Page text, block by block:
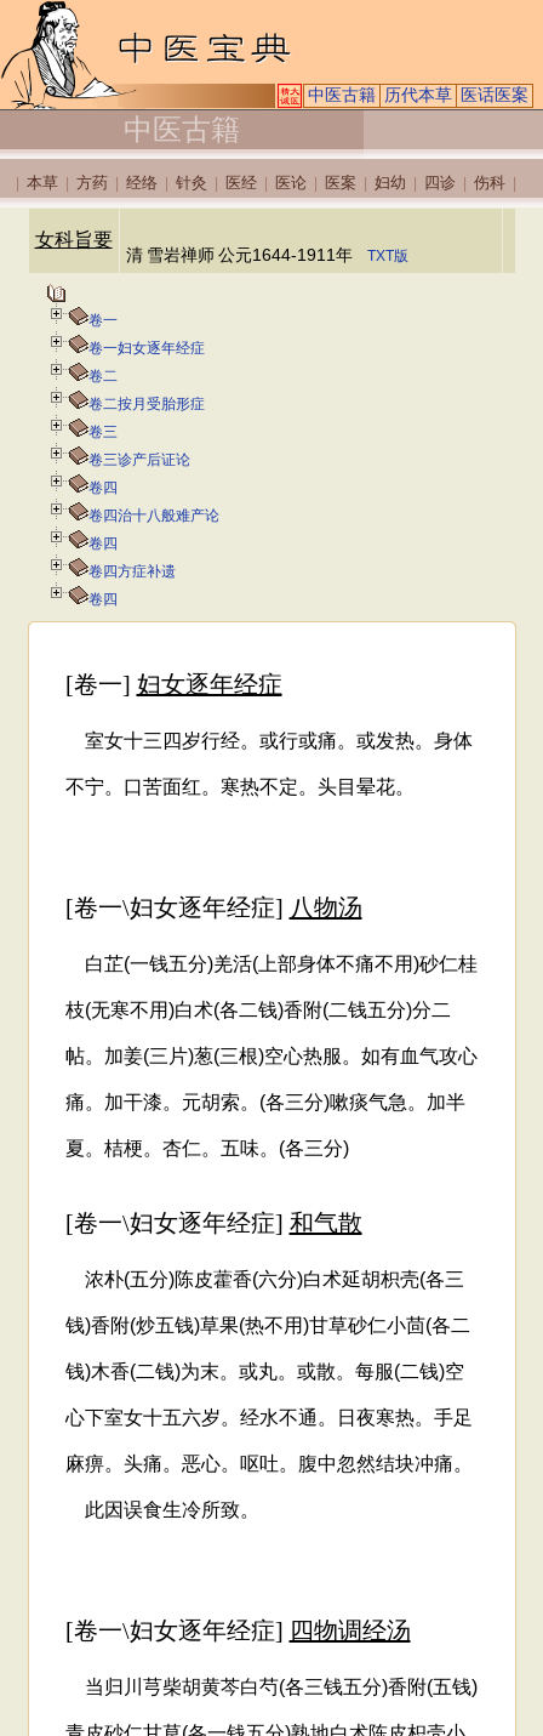
中医古籍 历代本草 医话医案
中医古籍
本草 方药 经络 针灸 医经 医论 医案 妇幼 四诊 伤科
女科旨要
清 雪岩禅师 公元1644-1911年 TXT版
卷一
卷一妇女逐年经症
卷二
卷二按月受胎形症
卷三
卷三诊产后证论
卷四
卷四治十八般难产论
卷四
卷四方症补遗
卷四